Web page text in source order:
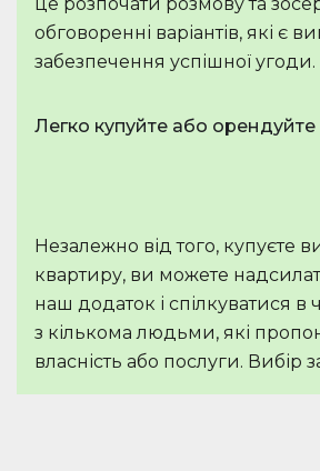
обговоренні варіантів, які є
забезпечення успішної угоди.
Легко купуйте або орендуйте
Незалежно від того, купуєте
квартиру, ви можете
наш додаток і спілкуватися в
з кількома людьми, які
власність або послуги. Вибір